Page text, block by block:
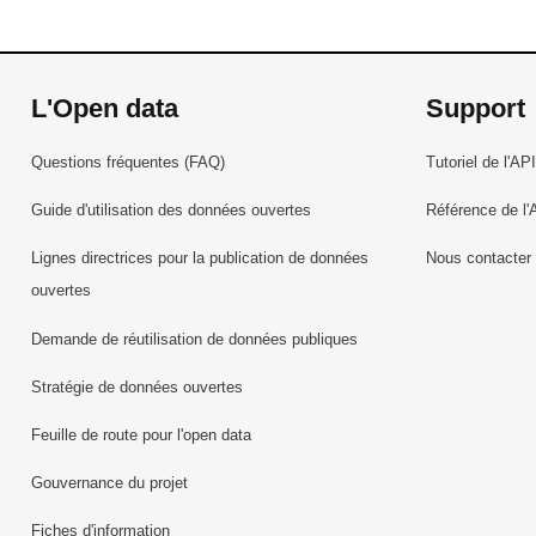
L'Open data
Questions fréquentes (FAQ)
Guide d'utilisation des données ouvertes
Lignes directrices pour la publication de données
ouvertes
Demande de réutilisation de données publiques
Stratégie de données ouvertes
Feuille de route pour l'open data
Gouvernance du projet
Fiches d'information
Support
Tutoriel de l'API
Référence de
Nous contacter